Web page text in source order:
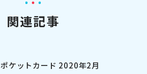
関連記事
ポケットカード 2020年2月